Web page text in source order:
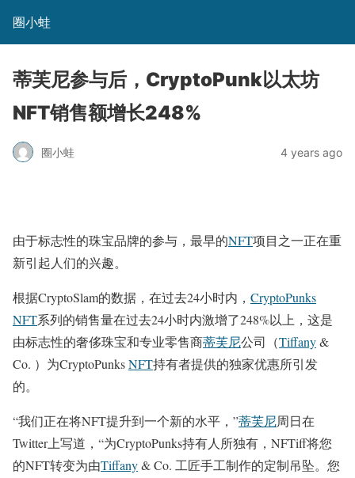
圈小蛙
蒂芙尼参与后，CryptoPunk以太坊
NFT销售额增长248%
圈小蛙 4 years ago
由于标志性的珠宝品牌的参与，最早的NFT项目之一正在重
新引起人们的兴趣。
根据CryptoSlam的数据，在过去24小时内， CryptoPunks
NFT系列的销售量在过去24小时内激增了248%以上，这是
由标志性的奢侈珠宝和专业零售商蒂芙尼公司（Tiffany&
Co. ）为CryptoPunksNFT持有者提供的独家优惠所引发
的。
“我们正在将NFT提升到一个新的水平，”蒂芙尼周日在
Twitter上写道，“为CryptoPunks持有人所独有，NFTiff将您
的NFT转变为由Tiffany& Co. 工匠手工制作的定制吊坠。您